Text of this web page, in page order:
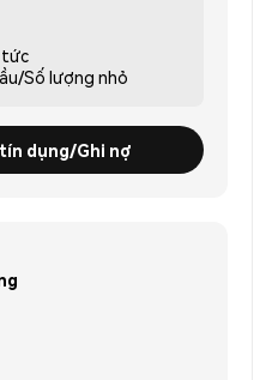
tức
Số lượng nhỏ
dụng/Ghi nợ